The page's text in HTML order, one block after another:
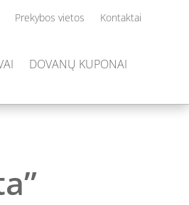
Prekybos vietos Kontaktai
DOVANŲ KUPONAI